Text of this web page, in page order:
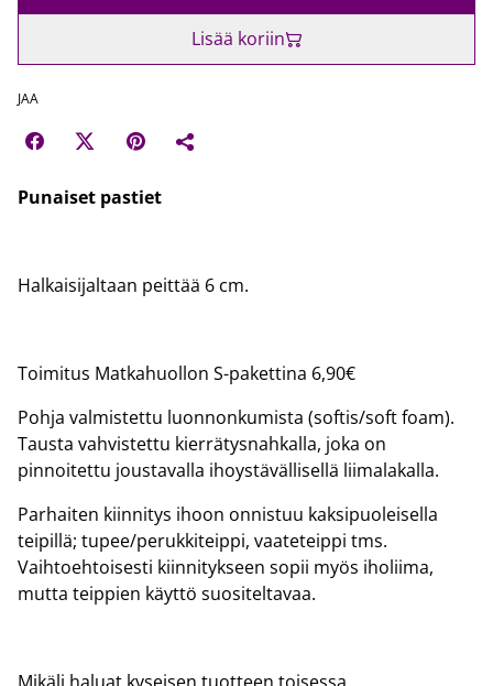
Lisää koriin
JAA
Punaiset pastiet
Halkaisijaltaan peittää 6 cm.
Toimitus Matkahuollon S-pakettina 6,90€
Pohja valmistettu luonnonkumista (softis/soft foam).
Tausta vahvistettu kierrätysnahkalla, joka on
pinnoitettu joustavalla ihoystävällisellä liimalakalla.
Parhaiten kiinnitys ihoon onnistuu kaksipuoleisella
teipillä; tupee/perukkiteippi, vaateteippi tms.
Vaihtoehtoisesti kiinnitykseen sopii myös iholiima,
mutta teippien käyttö suositeltavaa.